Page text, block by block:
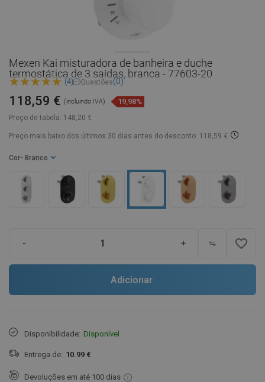
Mexen Kai misturadora de banheira e duche
termostática de 3 saídas, branca - 77603-20
(4) Questões(0)
Preço de tabela: 148,20 €
118,59 € (incluindo IVA) 19,98%
Preço mais baixo dos últimos 30 dias antes do desconto: 118,59 €
Cor - Branco
- + favorite_border
Adicionar
Disponibilidade: Disponível
Entrega de: 10.99 €
Devoluções em até 100 dias